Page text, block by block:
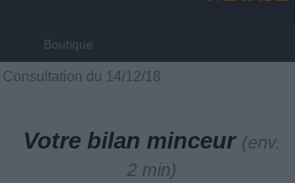
Boutique
du 14/12/18
Votre bilan minceur (env.
2 min)